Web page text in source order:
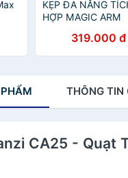
KẸP ĐA NĂNG
HỢP MAGIC ARM
319.000 đ
THÔNG TIN
CA25 - Quạt